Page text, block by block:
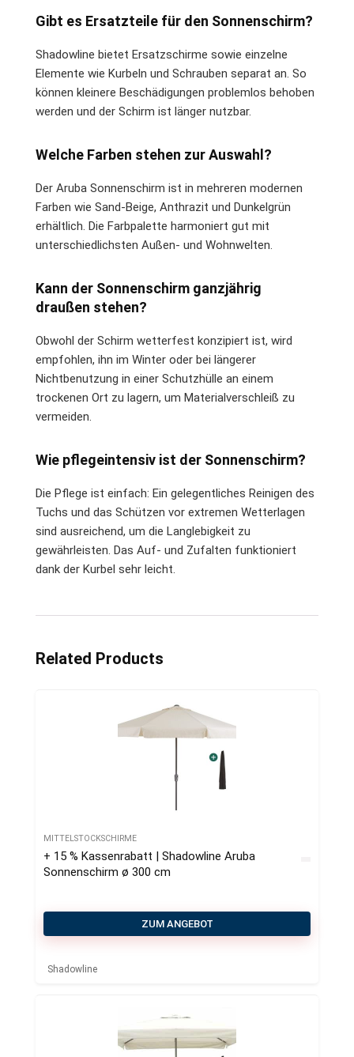
Gibt es Ersatzteile für den Sonnenschirm?
Shadowline bietet Ersatzschirme sowie einzelne
Elemente wie Kurbeln und Schrauben separat an. So
können kleinere Beschädigungen problemlos behoben
werden und der Schirm ist länger nutzbar.
Welche Farben stehen zur Auswahl?
Der Aruba Sonnenschirm ist in mehreren modernen
Farben wie Sand-Beige, Anthrazit und Dunkelgrün
erhältlich. Die Farbpalette harmoniert gut mit
unterschiedlichsten Außen- und Wohnwelten.
Kann der Sonnenschirm ganzjährig
draußen stehen?
Obwohl der Schirm wetterfest konzipiert ist, wird
empfohlen, ihn im Winter oder bei längerer
Nichtbenutzung in einer Schutzhülle an einem
trockenen Ort zu lagern, um Materialverschleiß zu
vermeiden.
Wie pflegeintensiv ist der Sonnenschirm?
Die Pflege ist einfach: Ein gelegentliches Reinigen des
Tuchs und das Schützen vor extremen Wetterlagen
sind ausreichend, um die Langlebigkeit zu
gewährleisten. Das Auf- und Zufalten funktioniert
dank der Kurbel sehr leicht.
Related Products
MITTELSTOCKSCHIRME
+ 15 % Kassenrabatt | Shadowline Aruba
Sonnenschirm ø 300 cm
ZUM ANGEBOT
Shadowline